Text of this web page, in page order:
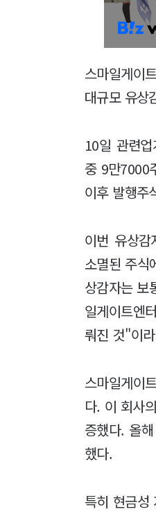
스마일게이
대규모 유상
10일 관련
중 9만7000
이후 발행주
이번 유상
소멸된 주식
상감자는 보
일게이트엔
뤄진 것"이
스마일게이
다. 이 회사
증했다. 올
했다.
특히 현금성